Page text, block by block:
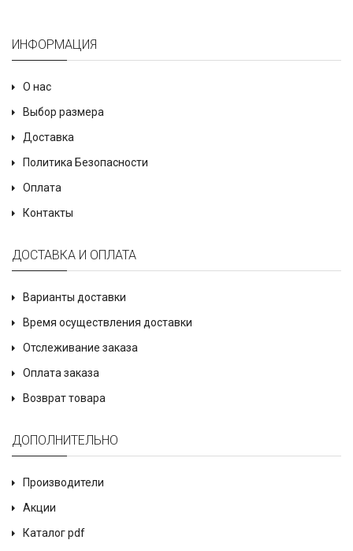
ИНФОРМАЦИЯ
О нас
Выбор размера
Доставка
Политика Безопасности
Оплата
Контакты
ДОСТАВКА И ОПЛАТА
Варианты доставки
Время осуществления доставки
Отслеживание заказа
Оплата заказа
Возврат товара
ДОПОЛНИТЕЛЬНО
Производители
Акции
Каталог pdf